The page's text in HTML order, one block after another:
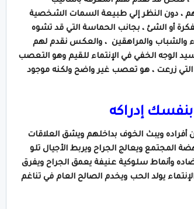
، دون النظر إلي طبيعة السمات الشخصية
أو الشئ ، بجانب الحماسة التي قد تشوه
والشباب والمراهقين ، والعكس نقدم لهم
الوجه الخفي في الإنتماء للقيم وهو التعصب
التي زرعت ، هو تعصب غير واضح ولكنه موجود
إدراكه
ويبث الخوف بداخلهم ويشق العلاقات
المجتمع ويعالج الجراح ويربط الأجيال تلو
وأنماط سلوكية عنيفة يعمق الجراح ويفرق
يولد الحب ويخدم الصالح العام في تناغم